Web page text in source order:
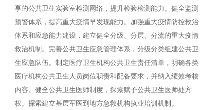
享的公共卫生实验室检测网络，提升检验检测能力。健全监测
预警体系，提高重大疫情早发现能力。加强重大疫情防控救治
体系和应急能力建设，建立健全分级、分层、分流的重大疫情
救治机制。完善公共卫生应急管理体系，分级分类组建公共卫
生应急队伍。制定医疗卫生机构公共卫生责任清单，明确各类
医疗机构公共卫生人员岗位职责和配备要求，并纳入绩效考核
内容。健全公共卫生医师制度，探索赋予公共卫生医师处方
权。探索建立基层军医到地方急救机构执业培训机制。